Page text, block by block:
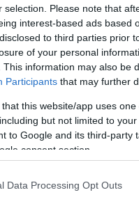
selection. Please note that
interest-based ads based
to third parties prior
of your personal
This information may also be
Participants that may further
that this website/app uses
but not limited to
to Google and its third-party
consent section.
Data Processing Opt Outs
Alliander ήταν άλλος ένας
η μετάβαση στην
HR & Facility τηςArup,
της εταιρείας της. Το
μιας κάρτας
επίσης, πως είναι
οι νέοι εργαζόμενοι
πλέον”, δήλωσε η κ. Gieze.